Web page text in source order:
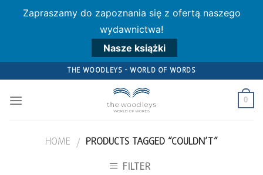
Zapraszamy do zapoznania się z ofertą naszego
wydawnictwa!
Nasze książki
to
content
THE WOODLEYS - WORLD OF WORDS
0
HOME / PRODUCTS TAGGED “COULDN’T”
FILTER